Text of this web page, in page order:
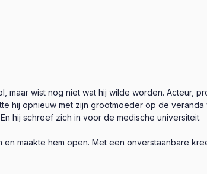
wist nog niet wat hij wilde worden. Acteur,
hij opnieuw met zijn grootmoeder op de
hij schreef zich in voor de medische universiteit.
maakte hem open. Met een onverstaanbare